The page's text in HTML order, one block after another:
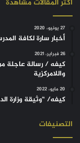
أكثر المقالات مشاهدة
27 يونيو، 2020
أخبار سارة لكافة
26 فبراير، 2021
كيفه / رسالة عاجلة
واللامركزية
20 مايو، 2022
كيفه/ “وثيقة وزارة
التصنيفات